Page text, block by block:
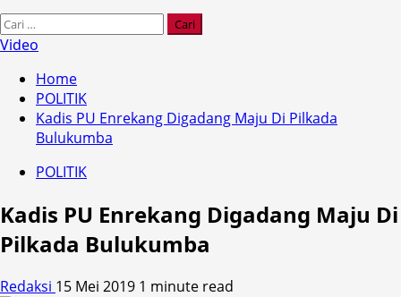
Cari
untuk:
Video
Home
POLITIK
Kadis PU Enrekang Digadang Maju Di Pilkada
Bulukumba
POLITIK
Kadis PU Enrekang Digadang Maju Di
Pilkada Bulukumba
Redaksi 15 Mei 2019 1 minute read